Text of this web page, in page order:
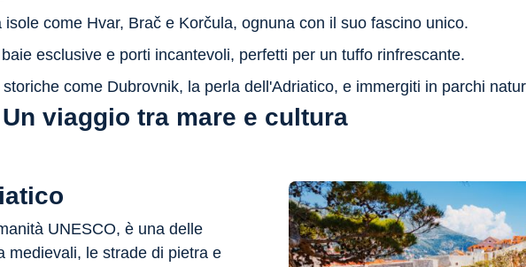
isole come Hvar, Brač e Korčula, ognuna con il suo fascino unico.
esclusive e porti incantevoli, perfetti per un tuffo rinfrescante.
come Dubrovnik, la perla dell'Adriatico, e immergiti in parchi
viaggio tra mare e cultura
UNESCO, è una delle
medievali, le strade di pietra e